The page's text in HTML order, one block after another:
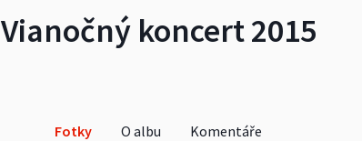
Vianočný koncert 2015
Fotky O albu Komentáře